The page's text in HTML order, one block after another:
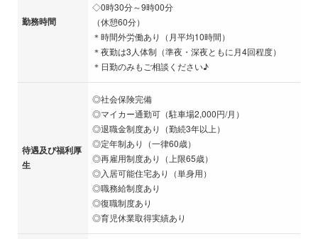
勤務時間
◇0時30分～9時00分
（休憩60分）
＊時間外労働あり（月平均10時間）
＊夜勤は3人体制（準夜・深夜ともに月4回程度）
＊日勤のみもご相談ください♪
待遇及び福利厚
生
◎社会保険完備
◎マイカー通勤可（駐車場2,000円/月）
◎退職金制度あり（勤続3年以上）
◎定年制あり（一律60歳）
◎再雇用制度あり（上限65歳）
◎入居可能住宅あり（単身用）
◎職務給制度あり
◎復職制度あり
◎育児休業取得実績あり